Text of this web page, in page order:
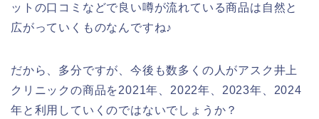
ットの口コミなどで良い噂が流れている商品は自然と
広がっていくものなんですね♪
だから、多分ですが、今後も数多くの人がアスク井上
クリニックの商品を2021年、2022年、2023年、2024
年と利用していくのではないでしょうか？